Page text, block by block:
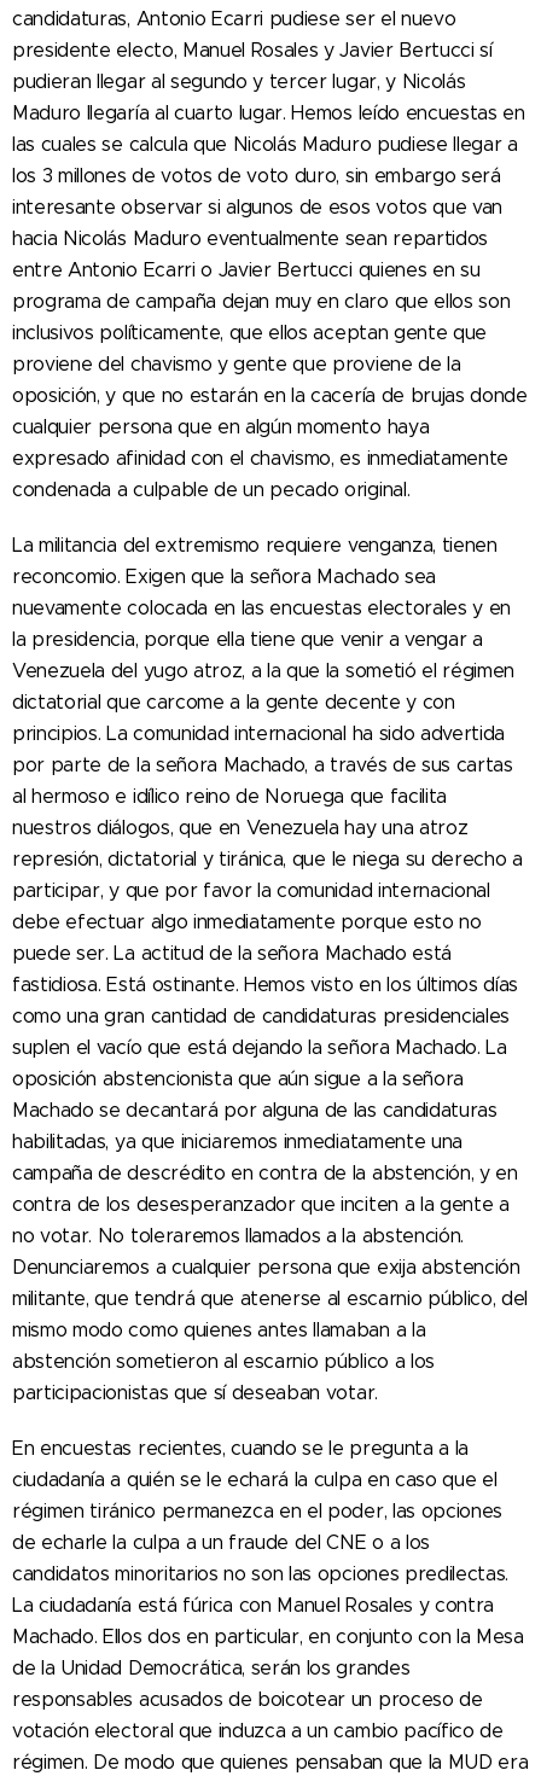
candidaturas, Antonio Ecarri pudiese ser el nuevo
presidente electo, Manuel Rosales y Javier Bertucci sí
pudieran llegar al segundo y tercer lugar, y Nicolás
Maduro llegaría al cuarto lugar. Hemos leído encuestas en
las cuales se calcula que Nicolás Maduro pudiese llegar a
los 3 millones de votos de voto duro, sin embargo será
interesante observar si algunos de esos votos que van
hacia Nicolás Maduro eventualmente sean repartidos
entre Antonio Ecarri o Javier Bertucci quienes en su
programa de campaña dejan muy en claro que ellos son
inclusivos políticamente, que ellos aceptan gente que
proviene del chavismo y gente que proviene de la
oposición, y que no estarán en la cacería de brujas donde
cualquier persona que en algún momento haya
expresado afinidad con el chavismo, es inmediatamente
condenada a culpable de un pecado original.
La militancia del extremismo requiere venganza, tienen
reconcomio. Exigen que la señora Machado sea
nuevamente colocada en las encuestas electorales y en
la presidencia, porque ella tiene que venir a vengar a
Venezuela del yugo atroz, a la que la sometió el régimen
dictatorial que carcome a la gente decente y con
principios. La comunidad internacional ha sido advertida
por parte de la señora Machado, a través de sus cartas
al hermoso e idílico reino de Noruega que facilita
nuestros diálogos, que en Venezuela hay una atroz
represión, dictatorial y tiránica, que le niega su derecho a
participar, y que por favor la comunidad internacional
debe efectuar algo inmediatamente porque esto no
puede ser. La actitud de la señora Machado está
fastidiosa. Está ostinante. Hemos visto en los últimos días
como una gran cantidad de candidaturas presidenciales
suplen el vacío que está dejando la señora Machado. La
oposición abstencionista que aún sigue a la señora
Machado se decantará por alguna de las candidaturas
habilitadas, ya que iniciaremos inmediatamente una
campaña de descrédito en contra de la abstención, y en
contra de los desesperanzador que inciten a la gente a
no votar. No toleraremos llamados a la abstención.
Denunciaremos a cualquier persona que exija abstención
militante, que tendrá que atenerse al escarnio público, del
mismo modo como quienes antes llamaban a la
abstención sometieron al escarnio público a los
participacionistas que sí deseaban votar.
En encuestas recientes, cuando se le pregunta a la
ciudadanía a quién se le echará la culpa en caso que el
régimen tiránico permanezca en el poder, las opciones
de echarle la culpa a un fraude del CNE o a los
candidatos minoritarios no son las opciones predilectas.
La ciudadanía está fúrica con Manuel Rosales y contra
Machado. Ellos dos en particular, en conjunto con la Mesa
de la Unidad Democrática, serán los grandes
responsables acusados de boicotear un proceso de
votación electoral que induzca a un cambio pacífico de
régimen. De modo que quienes pensaban que la MUD era